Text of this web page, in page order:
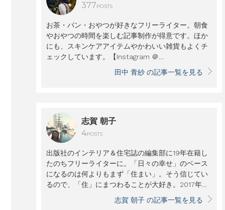
377POSTS
お茶・パン・おやつが好きなフリーライター。朝食
やおやつの時間を楽しむ記事制作が得意です。ほか
にも、スキンケアアイテムやかわいい雑貨もよくチ
ェックしています。【Instagram ＠
田中 青紗 の記事一覧を見る
志賀 朝子
4POSTS
出版社のインテリア＆住宅誌の編集部に19年在籍し
たのちフリーライターに。「日々の幸せ」のベース
になるのは何よりもまず「住まい」。そう信じてい
るので、「住」にまつわることが大好き。2017年に
念願かなって自宅をリノベーションしました。岩手
県出身。東京都在住。
志賀 朝子 の記事一覧を見る